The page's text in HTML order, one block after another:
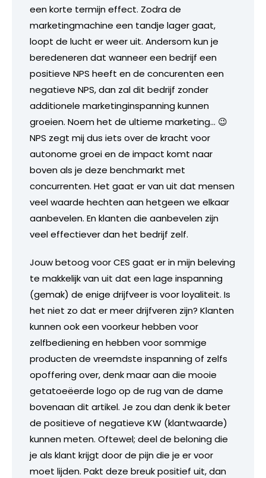
een korte termijn effect. Zodra de
marketingmachine een tandje lager gaat,
loopt de lucht er weer uit. Andersom kun je
beredeneren dat wanneer een bedrijf een
positieve NPS heeft en de concurenten een
negatieve NPS, dan zal dit bedrijf zonder
additionele marketinginspanning kunnen
groeien. Noem het de ultieme marketing… 😉
NPS zegt mij dus iets over de kracht voor
autonome groei en de impact komt naar
boven als je deze benchmarkt met
concurrenten. Het gaat er van uit dat mensen
veel waarde hechten aan hetgeen we elkaar
aanbevelen. En klanten die aanbevelen zijn
veel effectiever dan het bedrijf zelf.
Jouw betoog voor CES gaat er in mijn beleving
te makkelijk van uit dat een lage inspanning
(gemak) de enige drijfveer is voor loyaliteit. Is
het niet zo dat er meer drijfveren zijn? Klanten
kunnen ook een voorkeur hebben voor
zelfbediening en hebben voor sommige
producten de vreemdste inspanning of zelfs
opoffering over, denk maar aan die mooie
getatoeëerde logo op de rug van de dame
bovenaan dit artikel. Je zou dan denk ik beter
de positieve of negatieve KW (klantwaarde)
kunnen meten. Oftewel; deel de beloning die
je als klant krijgt door de pijn die je er voor
moet lijden. Pakt deze breuk positief uit, dan